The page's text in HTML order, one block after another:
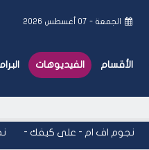
الجمعة - ٠٧ أغسطس ٢٠٢٦
الأقسام الفيديوهات
-نجوم اف ام - على كيفك